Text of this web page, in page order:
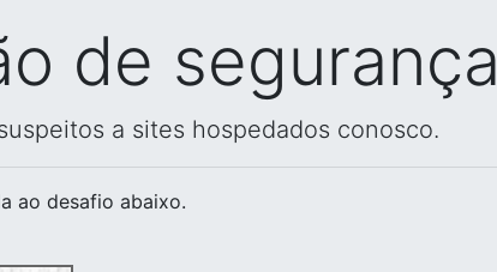
de segurança
a sites hospedados conosco.
ao desafio abaixo.